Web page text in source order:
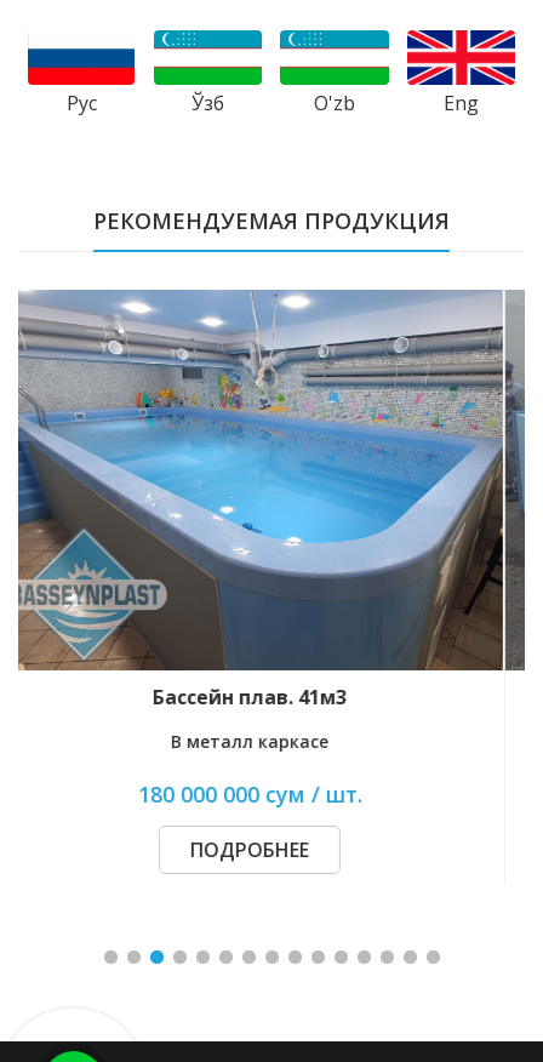
Рус Ўзб O'zb Eng
РЕКОМЕНДУЕМАЯ ПРОДУКЦИЯ
Бассейн плав. 41м3
В металл каркасе
180 000 000 сум / шт.
ПОДРОБНЕЕ